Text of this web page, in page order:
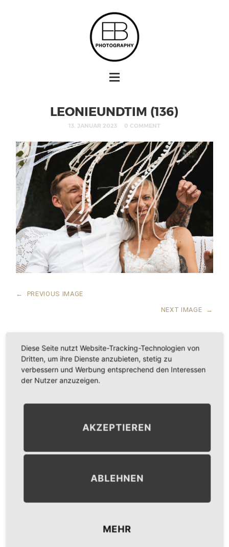
LEONIEUNDTIM (136)
13. JANUAR 2023 0 COMMENT
← PREVIOUS IMAGE
NEXT IMAGE →
LEAVE A COMMENT
Diese Seite nutzt Website-Tracking-Technologien von
Dritten, um ihre Dienste anzubieten, stetig zu
verbessern und Werbung entsprechend den Interessen
der Nutzer anzuzeigen.
AKZEPTIEREN
ABLEHNEN
MEHR